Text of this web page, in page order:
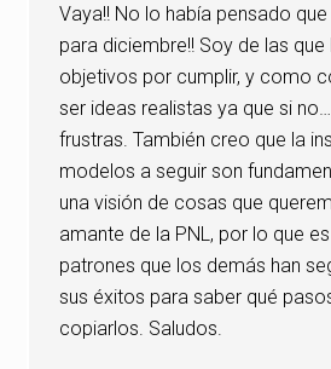
Vaya!! No lo había pensado
para diciembre!! Soy de las
objetivos por cumplir, y como
ser ideas realistas ya que si
frustras. También creo que la
modelos a seguir son
una visión de cosas que
amante de la PNL, por lo que
patrones que los demás han
sus éxitos para saber qué
copiarlos. Saludos.